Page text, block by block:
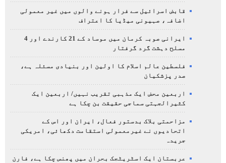
قابض اسرائیل سے فرار ہونے والوں میں غیر معمولی
اضافہ، صہیونی میڈیا کا اعتراف
ایرانی صوبہ کرمان میں موساد کے 21 کارندے اور 4
مسلح دہشت گرد گرفتار
فلسطین عالم اسلام کا اولین اور بنیادی مسئلہ ہے،
صدر پزشکیان
اربعین محض ایک مذہبی تقریب نہیں/ اربعین ایک
کثیرالجہتی سماجی حقیقت بن چکا ہے
مزاحمتی بلاک بدستور فعال، ایران اور اس کے
اتحادیوں نے غیرمعمولی استقامت دکھائی، امریکی
جریدہ
عربستان ایک اسٹریٹجک بحران میں پھنس چکا ہے، فارن